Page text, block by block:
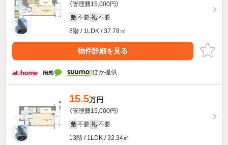
（管理費15,000円）
敷 不要 礼 不要
8階 / 1LDK / 37.78㎡
物件詳細を見る
ほか提供
15.5万円
（管理費15,000円）
敷 不要 礼 不要
13階 / 1LDK / 32.34㎡